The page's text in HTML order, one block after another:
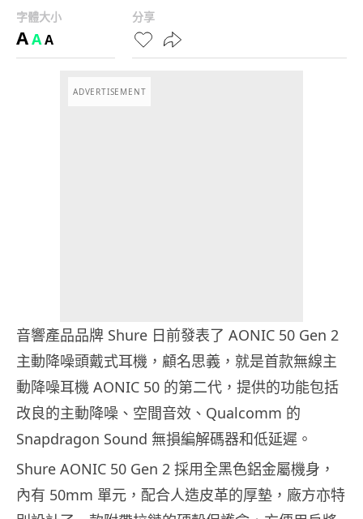
字體大小
AAA
分享
ADVERTISEMENT
音響產品品牌 Shure 日前發表了 AONIC 50 Gen 2
主動降噪頭戴式耳機，顧名思義，就是首款無線主
動降噪耳機 AONIC 50 的第二代，提供的功能包括
改良的主動降噪、空間音效、Qualcomm 的
Snapdragon Sound 無損編解碼器和低延遲。
Shure AONIC 50 Gen 2 採用全黑色鋁金屬機身，
內有 50mm 單元，配合人造皮革的厚墊，廠方亦特